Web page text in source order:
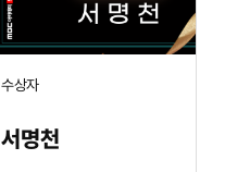
수상자
서명천